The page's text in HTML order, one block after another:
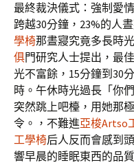
最終裁決儀式：強制愛
跨越30分鐘，23%的人
學椅那晝寢究竟多長時
俱門研究人士提出，最
光不富餘，15分鐘到30
時。午休時光過長「你
突然跳上吧檯，用她那
令。，不難進亞梭Artso
工學椅后人反而會感到
響早晨的睡眠東西的品質